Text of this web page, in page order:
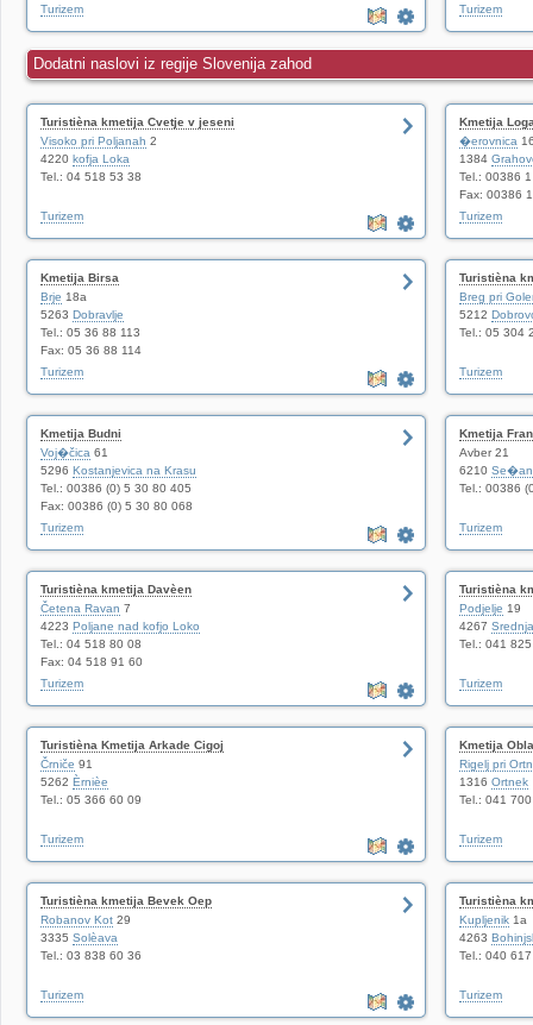
Turizem
Turizem
Dodatni naslovi iz regije Slovenija zahod
Turistièna kmetija Cvetje v jeseni
Visoko pri Poljanah 2
4220 kofja Loka
Tel.: 04 518 53 38
Turizem
Kmetija
�erovnica
1384
Tel.: 00386
Fax: 00386
Turizem
Kmetija Birsa
Brje 18a
5263 Dobravlje
Tel.: 05 36 88 113
Fax: 05 36 88 114
Turizem
Turistièna
Breg pri
5212
Tel.: 05 304
Turizem
Kmetija Budni
Voj�čica 61
5296 Kostanjevica na Krasu
Tel.: 00386 (0) 5 30 80 405
Fax: 00386 (0) 5 30 80 068
Turizem
Kmetija
Avber 21
6210
Tel.: 00386
Turizem
Turistièna kmetija Davèen
Četena Ravan 7
4223 Poljane nad kofjo Loko
Tel.: 04 518 80 08
Fax: 04 518 91 60
Turizem
Turistièna
Podjelje 19
4267
Tel.: 041
Turizem
Turistièna Kmetija Arkade Cigoj
Črniče 91
5262 Èrnièe
Tel.: 05 366 60 09
Turizem
Kmetija
Rigelj pri
1316 Ortnek
Tel.: 041
Turizem
Turistièna kmetija Bevek Oep
Robanov Kot 29
3335 Solèava
Tel.: 03 838 60 36
Turizem
Turistièna
Kupljenik 1a
4263
Tel.: 040
Turizem